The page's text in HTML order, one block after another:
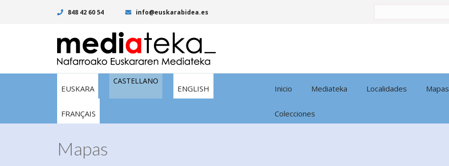
848 42 60 54 info@euskarabidea.es
EUSKARA
CASTELLANO
ENGLISH
FRANÇAIS
Inicio Mediateka Localidades Mapas
Colecciones
Mapas